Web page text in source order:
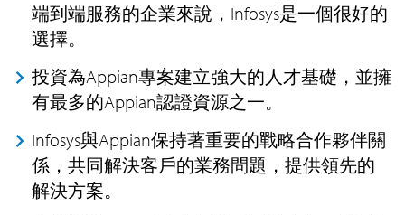
端到端服務的企業來說，Infosys是一個很好的
選擇。
投資為Appian專案建立強大的人才基礎，並擁
有最多的Appian認證資源之一。
Infosys與Appian保持著重要的戰略合作夥伴關
係，共同解決客戶的業務問題，提供領先的
解決方案。